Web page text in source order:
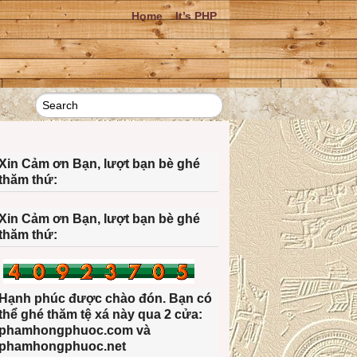
Home It’s PHP
Cảm ơn Bạn, lượt bạn bè ghé
thứ:
Cảm ơn Bạn, lượt bạn bè ghé
thứ:
Hạnh phúc được chào đón. Bạn có
ghé thăm tệ xá này qua 2 cửa:
phamhongphuoc.com và
phamhongphuoc.net